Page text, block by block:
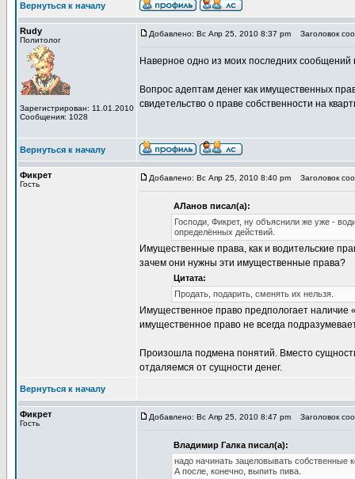
Вернуться к началу
Rudy
Политолог
Зарегистрирован: 11.01.2010
Сообщения: 1028
Добавлено: Вс Апр 25, 2010 8:37 pm Заголовок
Наверное одно из моих последних сообщений
Вопрос адептам денег как имущественных
свидетельство о праве собственности на
Вернуться к началу
Фикрет
Гость
Добавлено: Вс Апр 25, 2010 8:40 pm Заголовок
АЛанов писал(а):
Господи, Фикрет, ну объяснили же уже -
определённых действий.
Имущественные права, как и водительские
зачем они нужны эти имущественные права?
Цитата:
Продать, подарить, сменять их нельзя.
Имущественное право предпологает
имущественное право не всегда
Произошла подмена понятий. Вместо
отдаляемся от сущности денег.
Вернуться к началу
Фикрет
Гость
Добавлено: Вс Апр 25, 2010 8:47 pm Заголовок
Владимир Галка писал(а):
надо начинать зацеловывать собственные
А после, конечно, выпить пива.